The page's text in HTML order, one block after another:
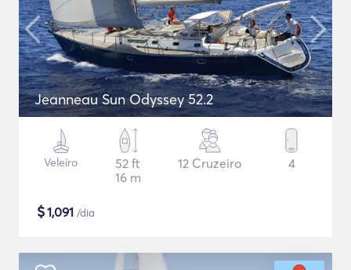
Jeanneau Sun Odyssey 52.2
Veleiro
52 ft
16 m
12 Cruzeiro 4
$1,091 /dia